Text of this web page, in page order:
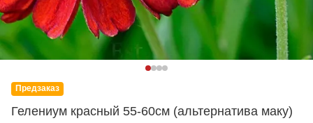
Предзаказ
Гелениум красный 55-60см (альтернатива маку)